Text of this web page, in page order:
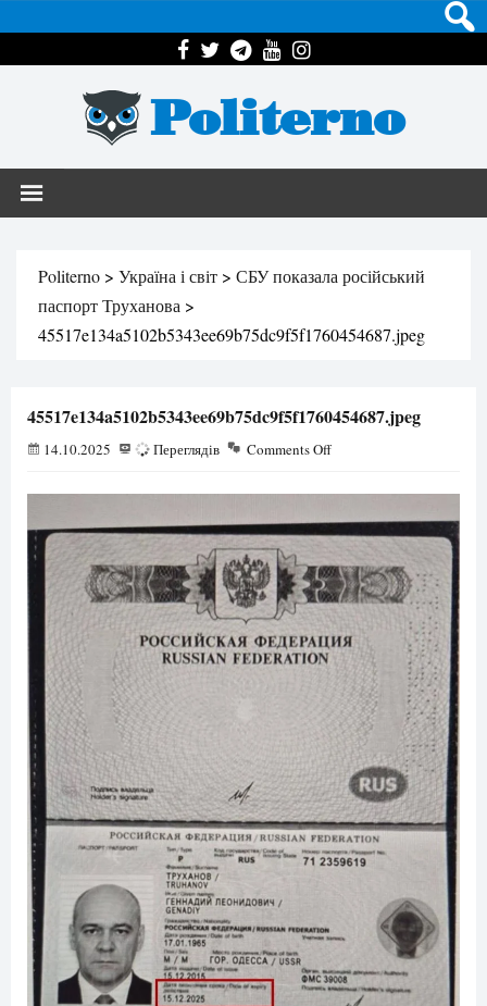
Politerno
Politerno > Україна і світ > СБУ показала російський
паспорт Труханова >
45517e134a5102b5343ee69b75dc9f5f1760454687.jpeg
45517e134a5102b5343ee69b75dc9f5f1760454687.jpeg
14.10.2025 59Переглядів Comments Off